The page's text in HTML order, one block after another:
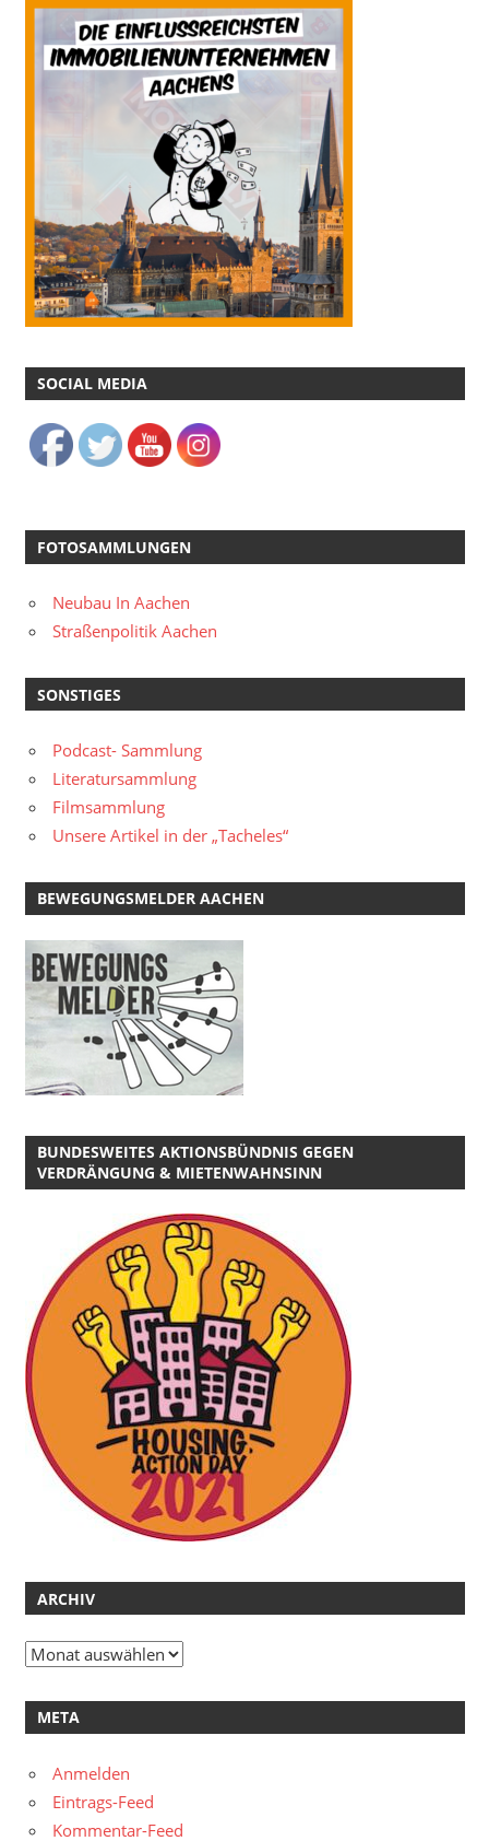
SOCIAL MEDIA
FOTOSAMMLUNGEN
Neubau In Aachen
Straßenpolitik Aachen
SONSTIGES
Podcast- Sammlung
Literatursammlung
Filmsammlung
Unsere Artikel in der „Tacheles“
BEWEGUNGSMELDER AACHEN
BUNDESWEITES AKTIONSBÜNDNIS GEGEN
VERDRÄNGUNG & MIETENWAHNSINN
ARCHIV
Archiv
META
Anmelden
Eintrags-Feed
Kommentar-Feed